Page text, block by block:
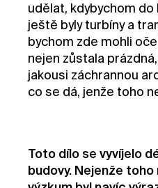
udělat, kdybychom do
ještě byly turbíny a
bychom zde mohli
nejen zůstala
jakousi záchrannou
co se dá, jenže toho
Toto dílo se vyvíjelo
budovy. Nejenže